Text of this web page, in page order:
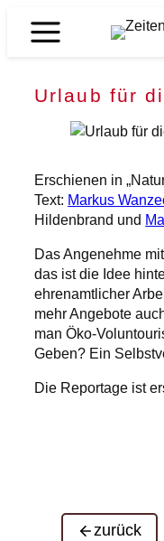
Inhalt
Urlaub für
Erschienen in
Text: Markus
Hildenbrand und
Das Angenehme
das ist die Idee
ehrenamtlicher
mehr Angebote
man Öko-
Geben? Ein
Die Reportage ist
zurück